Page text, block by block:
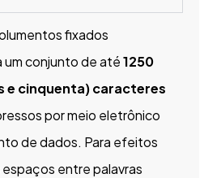
fixados
um conjunto de até1250
e cinquenta) caracteres
por meio eletrônico
de dados. Para efeitos
entre palavras